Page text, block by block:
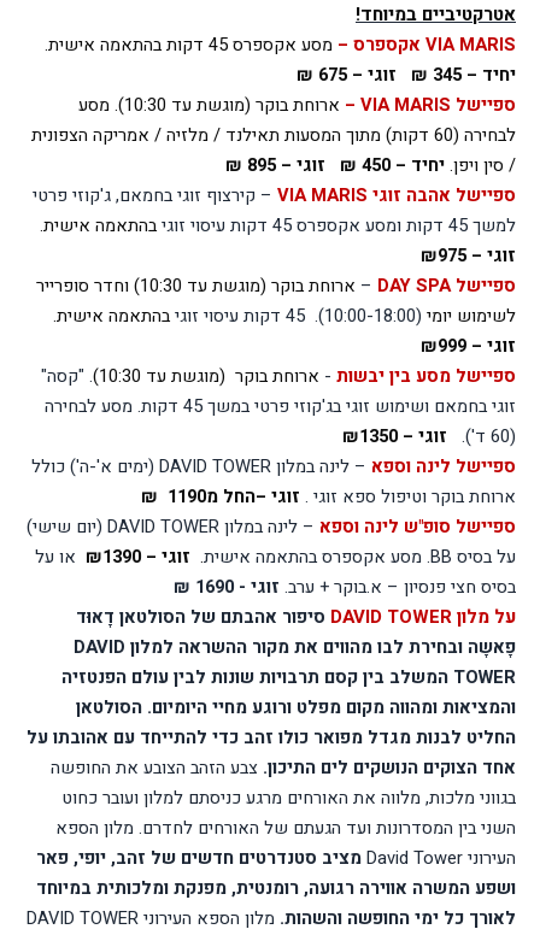
אטרקטיביים במיוחד!
VIA MARIS אקספרס – מסע אקספרס45 דקות בהתאמה אישית.
יחיד – 345 ₪
זוגי – 675 ₪
ספיישל VIA MARIS
–
ארוחת בוקר (מוגשת עד 10:30). מסע
לבחירה (60 דקות) מתוך המסעות תאילנד / מלזיה / אמריקה הצפונית
/ סין ויפן.יחיד – 450 ₪
זוגי – 895 ₪
ספיישל אהבה זוגי VIA MARIS – קירצוף זוגי בחמאם, ג'קוזי פרטי
למשך 45 דקות ומסע אקספרס 45 דקות עיסוי זוגי
בהתאמה אישית.
זוגי – ₪975
ספיישלDAY SPA
–
ארוחת בוקר (מוגשת עד 10:30) וחדר סופרייר
לשימוש יומי (10:00-18:00). 45 דקות עיסוי זוגי
בהתאמה אישית.
זוגי – ₪999
ספיישל מסע בין יבשות - ארוחת בוקר (מוגשת עד 10:30)
. "קסה"
זוגי בחמאם ושימוש זוגי בג'קוזי פרטי במשך 45 דקות. מסע לבחירה
(60 ד').
זוגי – ₪1350
ספיישל לינה וספא – לינה במלוןDAVID TOWER (ימים א'-ה') כולל
ארוחת בוקר וטיפול ספא זוגי . זוגי –החל מ1190
₪
ספיישל סופ"ש לינה וספא – לינה במלוןDAVID TOWER (יום שישי)
על בסיס BB. מסע אקספרס בהתאמה אישית. זוגי – ₪1390
או על
בסיס חצי פנסיון – א.בוקר + ערב. זוגי - 1690 ₪
על מלוןDAVID TOWER סיפור אהבתם של הסולטאן דָאוּד
פָאשָה ובחירת לבו מהווים את מקור ההשראה למלון DAVID
TOWER המשלב בין קסם תרבויות שונות לבין עולם הפנטזיה
והמציאות ומהווה מקום מפלט ורוגע מחיי היומיום. הסולטאן
החליט לבנות מגדל מפואר כולו זהב כדי להתייחד עם אהובתו על
אחד הצוקים הנושקים לים התיכון. צבע הזהב הצובע את החופשה
בגווני מלכות, מלווה את האורחים מרגע כניסתם למלון ועובר כחוט
השני בין המסדרונות ועד הגעתם של האורחים לחדרם. מלון הספא
העירוניDavid Towerמציב סטנדרטים חדשים של זהב, יופי, פאר
ושפע המשרה אווירה רגועה, רומנטית, מפנקת ומלכותית במיוחד
לאורך כל ימי החופשה והשהות. מלון הספא העירוניDAVID TOWER